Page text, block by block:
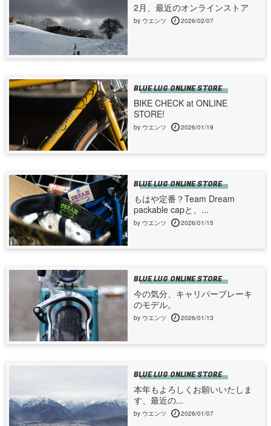
2月、最近のオンラインストア
by ウエンツ 2026/02/07
BLUE LUG ONLINE STORE
BIKE CHECK at ONLINE
STORE!
by ウエンツ 2026/01/19
BLUE LUG ONLINE STORE
もはや定番？Team Dream
packable capと、...
by ウエンツ 2026/01/15
BLUE LUG ONLINE STORE
今の気分、キャリパーブレーキ
のモデル。
by ウエンツ 2026/01/13
BLUE LUG ONLINE STORE
本年もよろしくお願いいたしま
す、最近の...
by ウエンツ 2026/01/07